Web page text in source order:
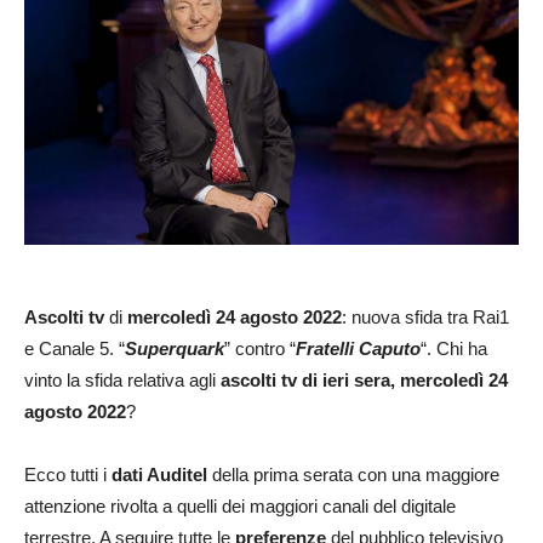
Ascolti tvdi mercoledì 24 agosto 2022: nuova sfida tra Rai1
e Canale 5. “Superquark” contro “Fratelli Caputo“. Chi ha
vinto la sfida relativa agli ascolti tv di ieri sera, mercoledì 24
agosto 2022?
Ecco tutti i dati Auditel della prima serata con una maggiore
attenzione rivolta a quelli dei maggiori canali del digitale
terrestre. A seguire tutte le preferenze del pubblico televisivo